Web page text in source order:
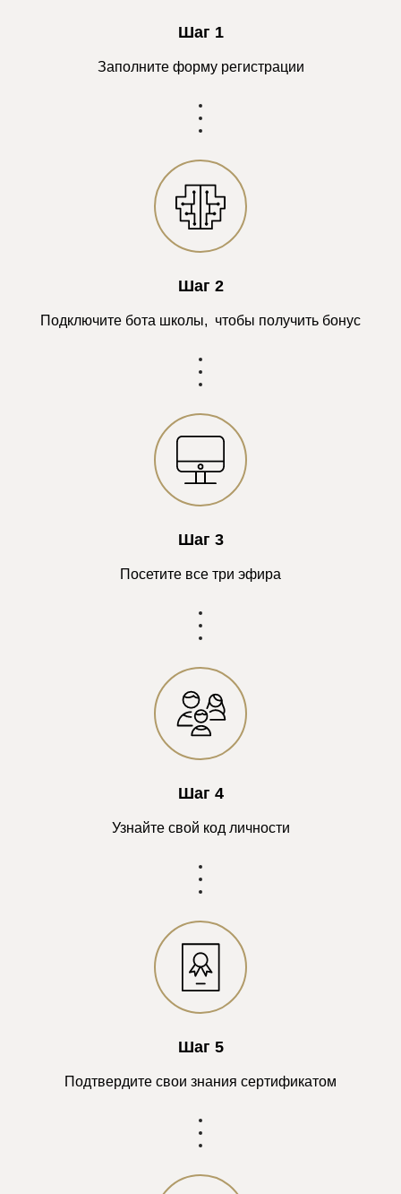
Шаг 1
Заполните форму регистрации
Шаг 2
Подключите бота школы, чтобы получить бонус
Шаг 3
Посетите все три эфира
Шаг 4
Узнайте свой код личности
Шаг 5
Подтвердите свои знания сертификатом